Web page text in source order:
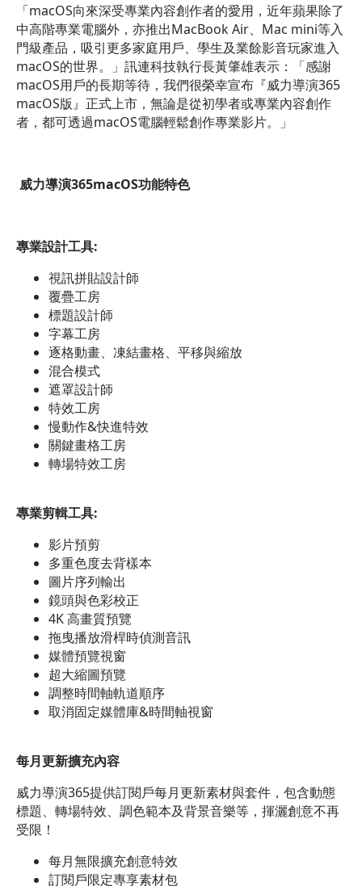
「macOS向來深受專業內容創作者的愛用，近年蘋果除了
中高階專業電腦外，亦推出MacBook Air、Mac mini等入
門級產品，吸引更多家庭用戶、學生及業餘影音玩家進入
macOS的世界。」訊連科技執行長黃肇雄表示：「感謝
macOS用戶的長期等待，我們很榮幸宣布『威力導演365
macOS版』正式上市，無論是從初學者或專業內容創作
者，都可透過macOS電腦輕鬆創作專業影片。」
威力導演365macOS功能特色
專業設計工具:
視訊拼貼設計師
覆疊工房
標題設計師
字幕工房
逐格動畫、凍結畫格、平移與縮放
混合模式
遮罩設計師
特效工房
慢動作&快進特效
關鍵畫格工房
轉場特效工房
專業剪輯工具:
影片預剪
多重色度去背樣本
圖片序列輸出
鏡頭與色彩校正
4K 高畫質預覽
拖曳播放滑桿時偵測音訊
媒體預覽視窗
超大縮圖預覽
調整時間軸軌道順序
取消固定媒體庫&時間軸視窗
每月更新擴充內容
威力導演365提供訂閱戶每月更新素材與套件，包含動態
標題、轉場特效、調色範本及背景音樂等，揮灑創意不再
受限！
每月無限擴充創意特效
訂閱戶限定專享素材包